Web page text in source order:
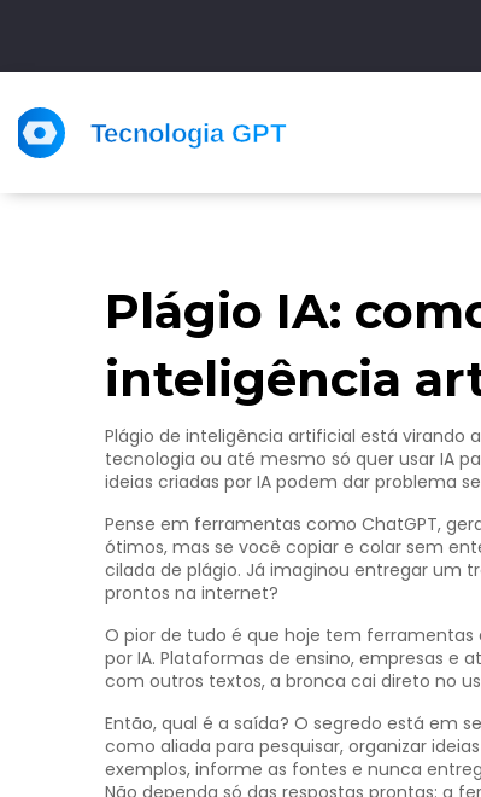
Plágio IA:
inteligência
Plágio de inteligência artificial está virando
tecnologia ou até mesmo só quer usar IA
ideias criadas por IA podem dar problema
Pense em ferramentas como ChatGPT,
ótimos, mas se você copiar e colar sem
cilada de plágio. Já imaginou entregar um
prontos na internet?
O pior de tudo é que hoje tem
por IA. Plataformas de ensino, empresas e
com outros textos, a bronca cai direto no
Então, qual é a saída? O segredo está em
como aliada para pesquisar, organizar
exemplos, informe as fontes e nunca
Não dependa só das respostas prontas: a